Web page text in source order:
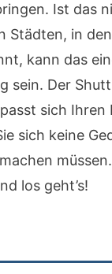
Ist das
Städten, in
kann das
sein. Der
sich Ihren
sich keine
los geht’s!